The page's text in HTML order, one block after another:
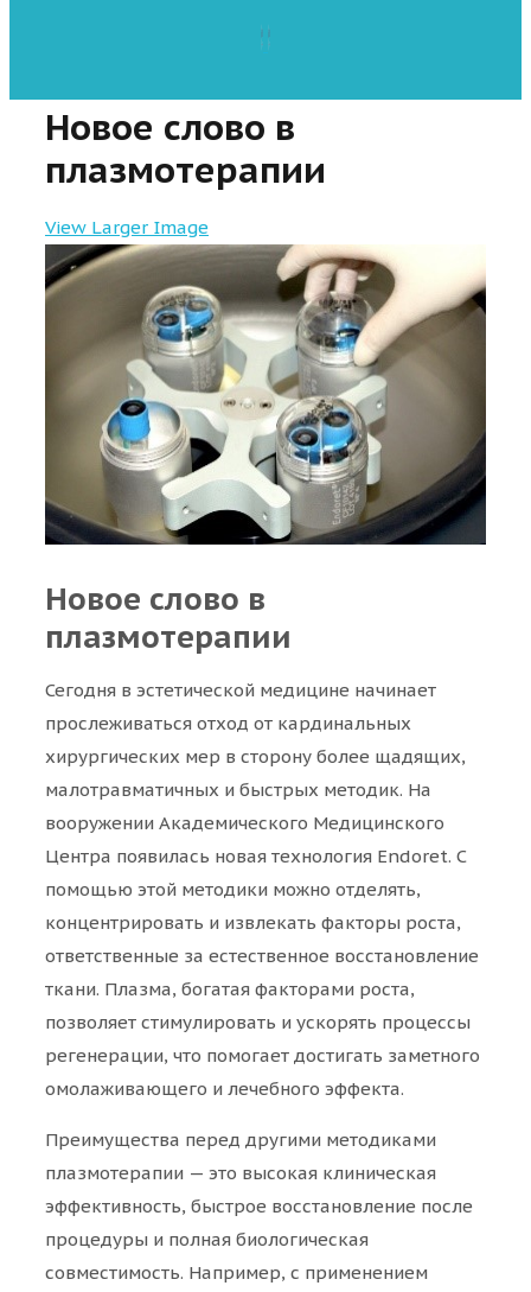
Новое слово в
плазмотерапии
View Larger Image
Новое слово в
плазмотерапии
Сегодня в эстетической медицине начинает
прослеживаться отход от кардинальных
хирургических мер в сторону более щадящих,
малотравматичных и быстрых методик. На
вооружении Академического Медицинского
Центра появилась новая технология Endoret. С
помощью этой методики можно отделять,
концентрировать и извлекать факторы роста,
ответственные за естественное восстановление
ткани. Плазма, богатая факторами роста,
позволяет стимулировать и ускорять процессы
регенерации, что помогает достигать заметного
омолаживающего и лечебного эффекта.
Преимущества перед другими методиками
плазмотерапии — это высокая клиническая
эффективность, быстрое восстановление после
процедуры и полная биологическая
совместимость. Например, с применением